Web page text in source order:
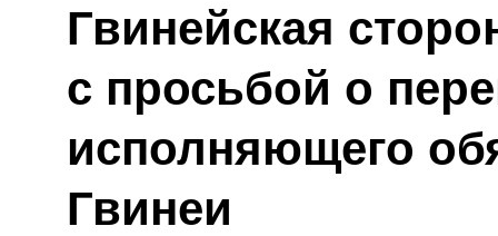
Гвинейская
с просьбой о
исполняющего
Гвинеи